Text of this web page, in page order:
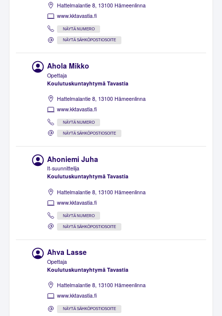
Hattelmalantie 8, 13100 Hämeenlinna
www.kktavastia.fi
NÄYTÄ NUMERO
NÄYTÄ SÄHKÖPOSTIOSOITE
Ahola Mikko
Opettaja
Koulutuskuntayhtymä Tavastia
Hattelmalantie 8, 13100 Hämeenlinna
www.kktavastia.fi
NÄYTÄ NUMERO
NÄYTÄ SÄHKÖPOSTIOSOITE
Ahoniemi Juha
It-suunnittelija
Koulutuskuntayhtymä Tavastia
Hattelmalantie 8, 13100 Hämeenlinna
www.kktavastia.fi
NÄYTÄ NUMERO
NÄYTÄ SÄHKÖPOSTIOSOITE
Ahva Lasse
Opettaja
Koulutuskuntayhtymä Tavastia
Hattelmalantie 8, 13100 Hämeenlinna
www.kktavastia.fi
NÄYTÄ SÄHKÖPOSTIOSOITE